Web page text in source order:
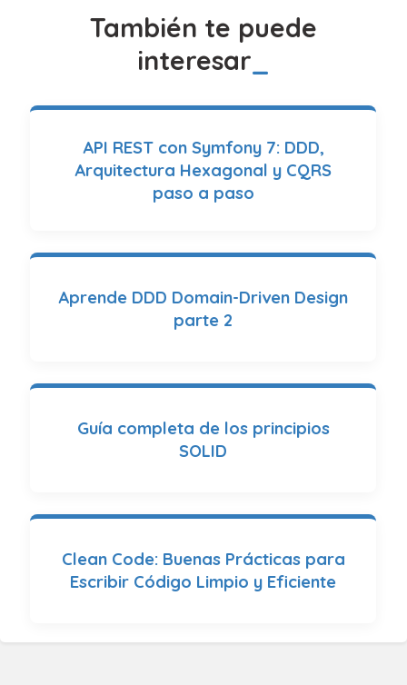
También te puede
interesar
API REST con Symfony 7: DDD,
Arquitectura Hexagonal y CQRS
paso a paso
Aprende DDD Domain-Driven Design
parte 2
Guía completa de los principios
SOLID
Clean Code: Buenas Prácticas para
Escribir Código Limpio y Eficiente